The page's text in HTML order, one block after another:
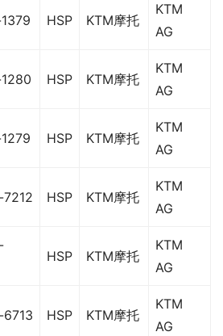
HSP KTM摩托
KTM
AG
HSP KTM摩托
KTM
AG
HSP KTM摩托
KTM
AG
HSP KTM摩托
KTM
AG
HSP KTM摩托
KTM
AG
HSP KTM摩托
KTM
AG